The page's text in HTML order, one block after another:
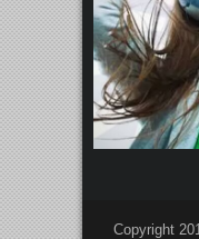
Copyright